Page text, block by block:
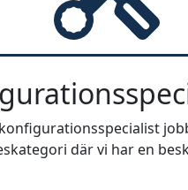
där vi har en